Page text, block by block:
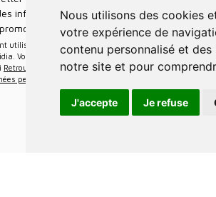
Nous utilisons des cookies et d'autres technologies de suivi pour améliorer
votre expérience de
contenu personnalisé et
notre site et pour
J'accepte Je refuse
informations sur les ventes et les
promotions.
Vous pouvez vous désinscrire à tout moment.
Retrouvez ici notre politique de protection de vos
personnelles